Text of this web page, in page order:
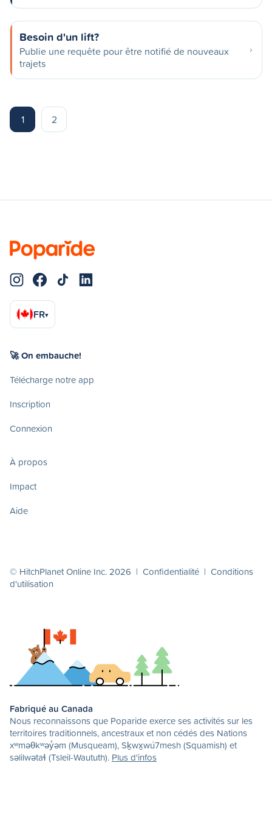
Besoin d'un lift?
Publie une requête pour être notifié de nouveaux
trajets
1 2
FR▾
🚀 On embauche!
Télécharge notre app
Inscription
Connexion
À propos
Impact
Aide
© HitchPlanet Online Inc. 2026 | Confidentialité | Conditions
d'utilisation
Fabriqué au Canada
Nous reconnaissons que Poparide exerce ses activités sur les
territoires traditionnels, ancestraux et non cédés des Nations
xʷməθkʷəy̓əm (Musqueam), Sḵwx̱wú7mesh (Squamish) et
səlilwətaɬ (Tsleil-Waututh). Plus d'infos